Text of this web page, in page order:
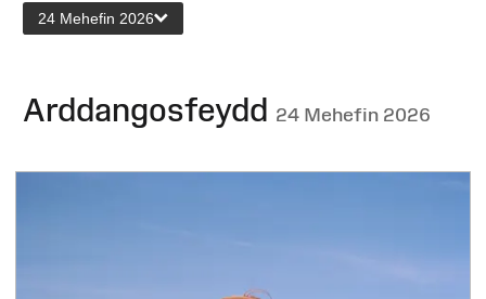
24 Mehefin 2026
Arddangosfeydd 24 Mehefin 2026